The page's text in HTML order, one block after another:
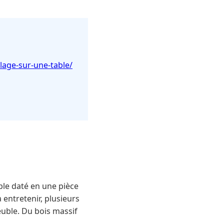
sur-une-table/
daté en une pièce
entretenir, plusieurs
Du bois massif